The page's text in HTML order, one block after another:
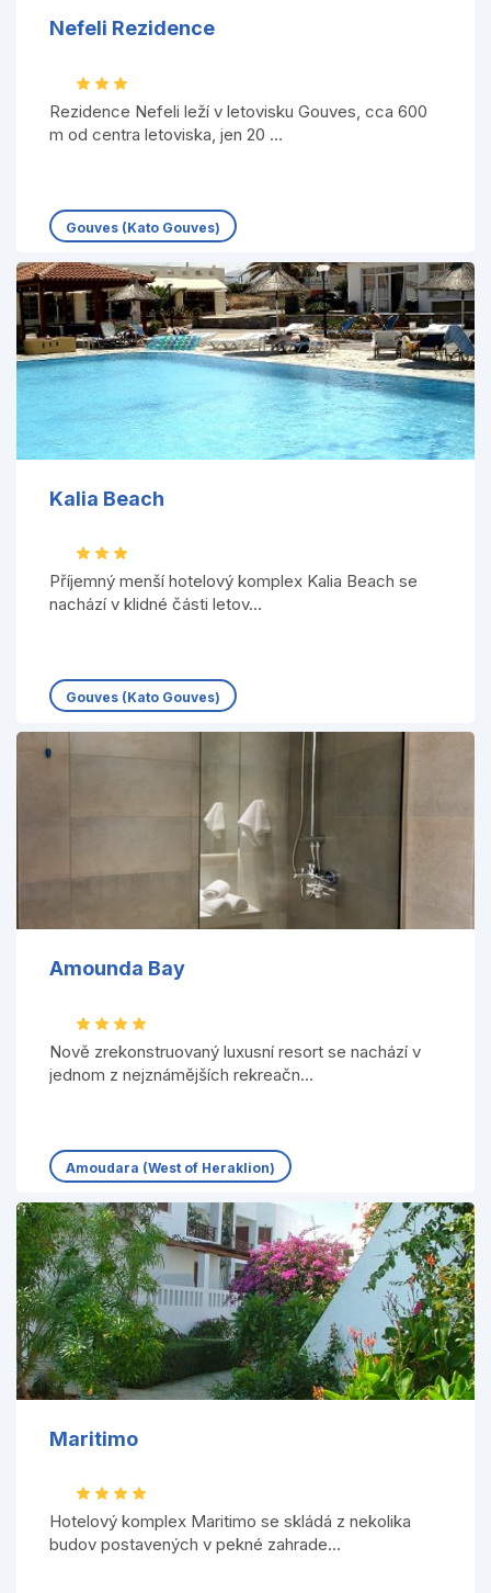
Nefeli Rezidence
Rezidence Nefeli leží v letovisku Gouves, cca 600
m od centra letoviska, jen 20 ...
Gouves (Kato Gouves)
Kalia Beach
Příjemný menší hotelový komplex Kalia Beach se
nachází v klidné části letov...
Gouves (Kato Gouves)
Amounda Bay
Nově zrekonstruovaný luxusní resort se nachází v
jednom z nejznámějších rekreačn...
Amoudara (West of Heraklion)
Maritimo
Hotelový komplex Maritimo se skládá z nekolika
budov postavených v pekné zahrade...